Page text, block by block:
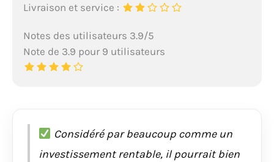
Livraison et service :
Notes des utilisateurs 3.9/5
Note de 3.9 pour 9 utilisateurs
Considéré par beaucoup comme un
investissement rentable, il pourrait bien